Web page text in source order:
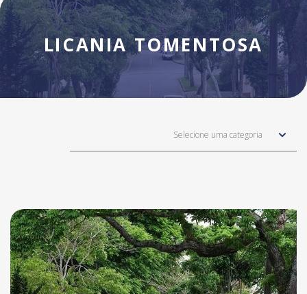
LICANIA TOMENTOSA
Selecione uma categoria